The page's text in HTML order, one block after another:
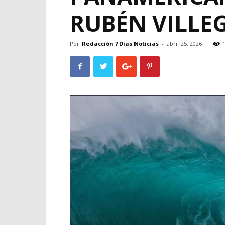
RUBÉN
Por Redacción 7 Días Noticias - abril 25, 2026